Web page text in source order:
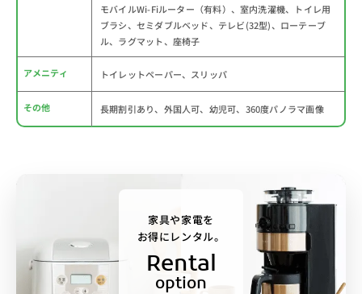
モバイルWi-Fiルーター（有料）、室内洗濯機、トイレ用
ブラシ、セミダブルベッド、テレビ(32型)、ローテーブ
ル、ラグマット、座椅子
アメニティ トイレットペーパー、スリッパ
その他 長期割引あり、外国人可、幼児可、360度パノラマ画像
家具や家電を
お得にレンタル。
Rental
option